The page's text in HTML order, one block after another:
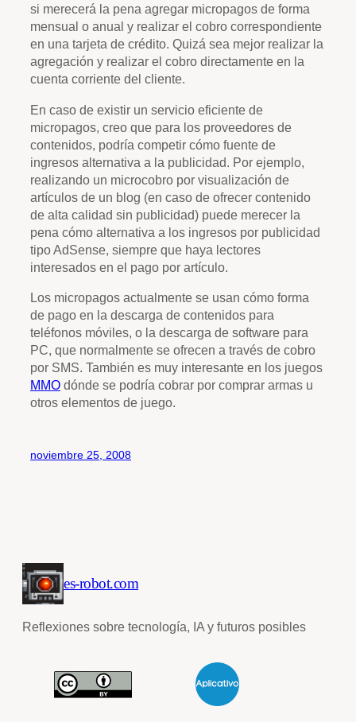
si merecerá la pena agregar micropagos de forma
mensual o anual y realizar el cobro correspondiente
en una tarjeta de crédito. Quizá sea mejor realizar la
agregación y realizar el cobro directamente en la
cuenta corriente del cliente.
En caso de existir un servicio eficiente de
micropagos, creo que para los proveedores de
contenidos, podría competir cómo fuente de
ingresos alternativa a la publicidad. Por ejemplo,
realizando un microcobro por visualización de
artículos de un blog (en caso de ofrecer contenido
de alta calidad sin publicidad) puede merecer la
pena cómo alternativa a los ingresos por publicidad
tipo AdSense, siempre que haya lectores
interesados en el pago por artículo.
Los micropagos actualmente se usan cómo forma
de pago en la descarga de contenidos para
teléfonos móviles, o la descarga de software para
PC, que normalmente se ofrecen a través de cobro
por SMS. También es muy interesante en los juegos
MMO dónde se podría cobrar por comprar armas u
otros elementos de juego.
noviembre 25, 2008
es-robot.com
Reflexiones sobre tecnología, IA y futuros posibles